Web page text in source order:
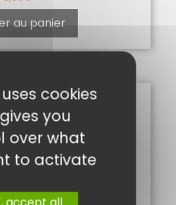
au panier
cookies
you
over what
to activate